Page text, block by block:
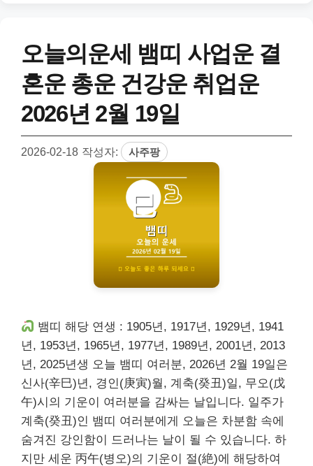
오늘의운세 뱀띠 사업운 결
혼운 총운 건강운 취업운
2026년 2월 19일
2026-02-18 작성자: 사주팡
뱀띠 해당 연생 : 1905년, 1917년, 1929년, 1941
년, 1953년, 1965년, 1977년, 1989년, 2001년, 2013
년, 2025년생 오늘 뱀띠 여러분, 2026년 2월 19일은
신사(辛巳)년, 경인(庚寅)월, 계축(癸丑)일, 무오(戊
午)시의 기운이 여러분을 감싸는 날입니다. 일주가
계축(癸丑)인 뱀띠 여러분에게 오늘은 차분함 속에
숨겨진 강인함이 드러나는 날이 될 수 있습니다. 하
지만 세운 丙午(병오)의 기운이 절(絶)에 해당하여